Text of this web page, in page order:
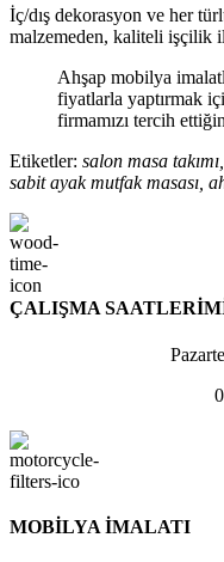
İç/dış dekorasyon ve her
malzemeden, kaliteli işçilik
Ahşap mobilya
fiyatlarla yaptırmak
firmamızı tercih
Etiketler: salon masa
sabit ayak mutfak masası,
ÇALIŞMA
MOBİLYA İMALATI